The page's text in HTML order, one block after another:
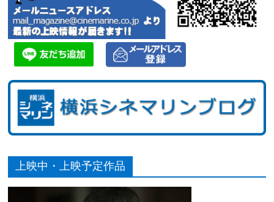
上映中・上映予定作品